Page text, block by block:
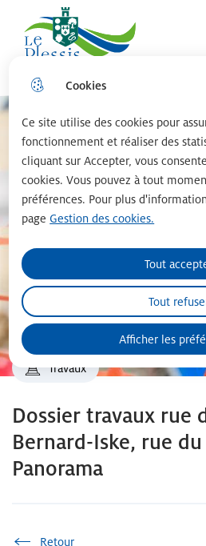
Cookies
Ce site utilise des cookies pour
fonctionnement et réaliser des
cliquant sur Accepter, vous
cookies. Vous pouvez à tout
préférences. Pour plus
page Gestion des cookies.
Afficher les
Tout
Tout
Aller
menu
Le plessis robinson
Travaux
Dossier travaux rue
Bernard-Iske, rue
Panorama